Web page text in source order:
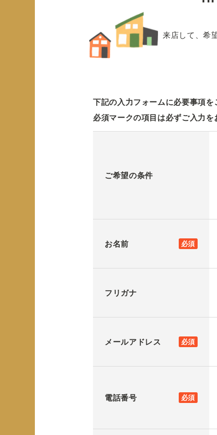
来店して、希
下記の入力フォームに必要事項
必須マークの項目は必ずご入力
ご希望の条件
お名前 必須
フリガナ
メールアドレス 必須
電話番号 必須